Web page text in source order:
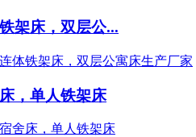
架床，双层公...
，单人铁架床